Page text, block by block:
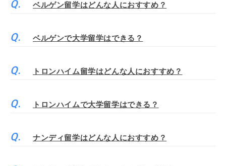
ベルゲン留学はどんな人におすすめ？
ベルゲンで大学留学はできる？
トロンハイム留学はどんな人におすすめ？
トロンハイムで大学留学はできる？
ナンディ留学はどんな人におすすめ？